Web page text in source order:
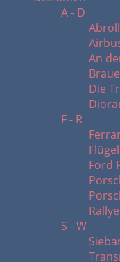
A - D
An
Die
F - R
Ford
S - W